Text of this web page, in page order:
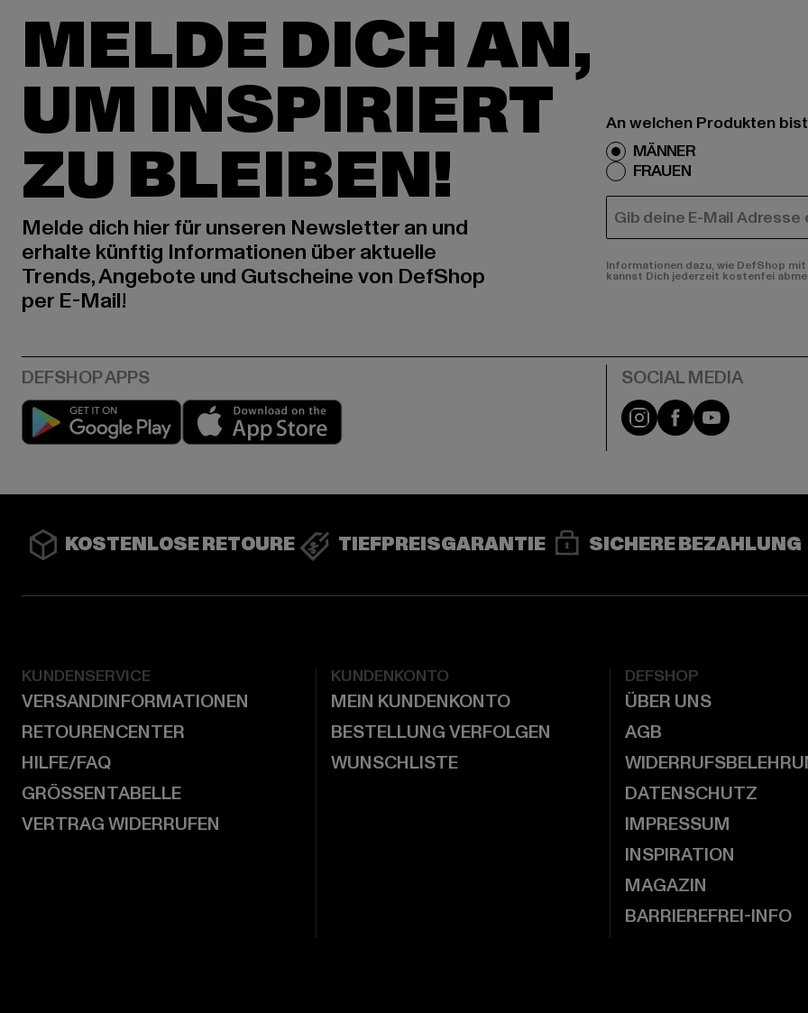
MELDE DICH AN,
UM INSPIRIERT
ZU BLEIBEN!
Melde dich hier für unseren Newsletter an und
erhalte künftig Informationen über aktuelle
Trends, Angebote und Gutscheine von DefShop
per E-Mail!
An welchen Produkten
MÄNNER
FRAUEN
E-MAIL
Informationen dazu, wie DefShop
kannst Dich jederzeit kostenfei
Play market Instagram
FacebookYouTube
KOSTENLOSE RETOURE TIEFPREISGARANTIE SICHERE BEZAHLUNG
KUNDENSERVICE
VERSANDINFORMATIONEN
RETOURENCENTER
HILFE/FAQ
GRÖSSENTABELLE
VERTRAG WIDERRUFEN
KUNDENKONTO
MEIN KUNDENKONTO
BESTELLUNG VERFOLGEN
WUNSCHLISTE
DEFSHOP
ÜBER UNS
AGB
DATENSCHUTZ
IMPRESSUM
INSPIRATION
MAGAZIN
BARRIEREFREI-INFO